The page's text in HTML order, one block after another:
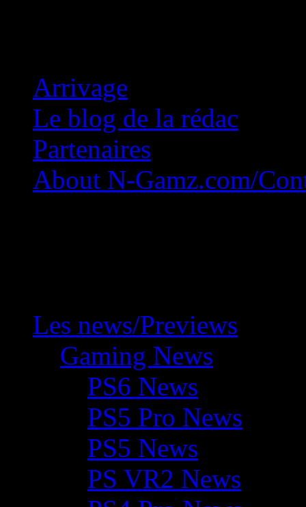
Arrivage
Le blog de la rédac
Partenaires
About N-Gamz.com/
Les news/Previews
Gaming News
PS6 News
PS5 Pro News
PS5 News
PS VR2 News